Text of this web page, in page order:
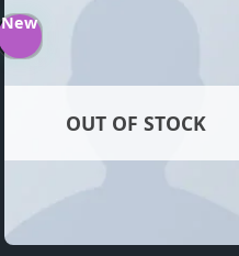
New
OUT OF STOCK